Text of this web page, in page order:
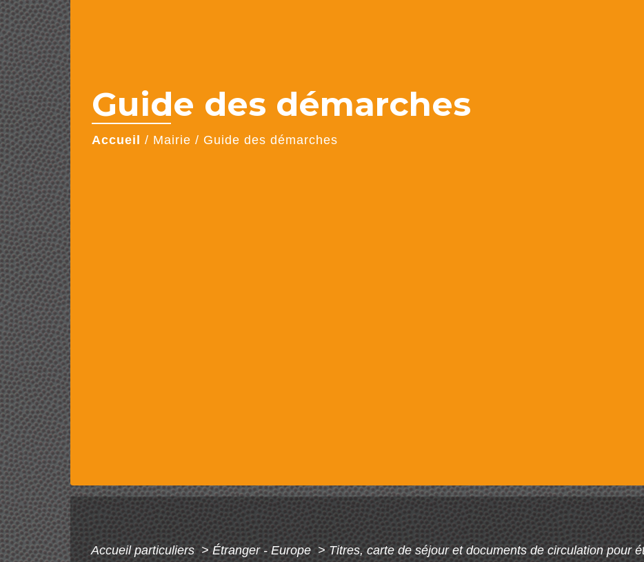
Guide des démarches
Accueil / Mairie / Guide des démarches
Accueil particuliers> Étranger - Europe> Titres, carte de séjour et documents de circulation pour